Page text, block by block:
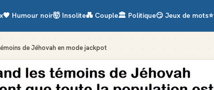
🖤 Humour noir🤯 Insolite💑 Couple🏛️ Politique😏 Jeux de mots⭐
de Jéhovah en mode jackpot